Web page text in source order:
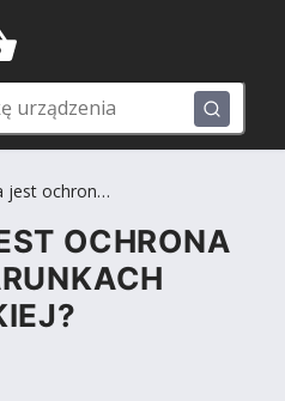
Jak ważna jest ochrona silnika w warunkach jazdy miejskiej?
OCHRONA